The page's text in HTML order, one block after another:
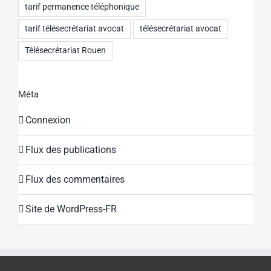
tarif permanence téléphonique
tarif télésecrétariat avocat télésecrétariat avocat
Télésecrétariat Rouen
Méta
Connexion
Flux des publications
Flux des commentaires
Site de WordPress-FR